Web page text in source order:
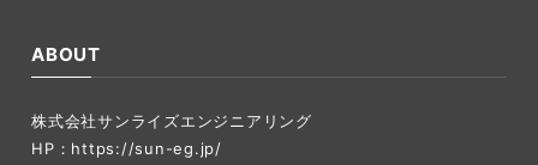
ABOUT
株式会社サンライズエンジニアリング
HP： https://sun-eg.jp/